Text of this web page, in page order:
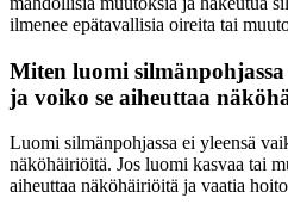
ilmenee epätavallisia oireita tai
Miten luomi
ja voiko se aiheuttaa
Luomi silmänpohjassa ei yleensä
näköhäiriöitä. Jos luomi kasvaa tai
aiheuttaa näköhäiriöitä ja vaatia